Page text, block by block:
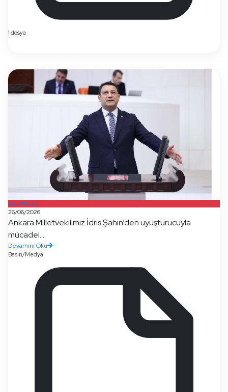
1 dosya
Basın/Medya
26/06/2026
Ankara Milletvekilimiz İdris Şahin’den uyuşturucuyla
mücadel...
Devamını Oku
Basın/Medya